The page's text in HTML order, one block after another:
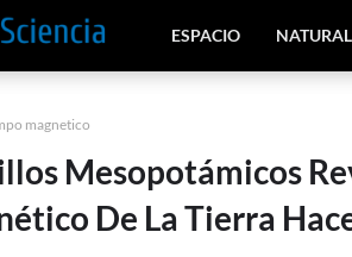
ESPACIO
magnetico
Mesopotámicos
De La Tierra